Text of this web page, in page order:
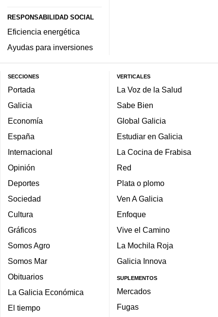
RESPONSABILIDAD SOCIAL
Eficiencia energética
Ayudas para inversiones
SECCIONES
Portada
Galicia
Economía
España
Internacional
Opinión
Deportes
Sociedad
Cultura
Gráficos
Somos Agro
Somos Mar
Obituarios
La Galicia Económica
El tiempo
VERTICALES
La Voz de la Salud
Sabe Bien
Global Galicia
Estudiar en Galicia
La Cocina de Frabisa
Red
Plata o plomo
Ven A Galicia
Enfoque
Vive el Camino
La Mochila Roja
Galicia Innova
SUPLEMENTOS
Mercados
Fugas